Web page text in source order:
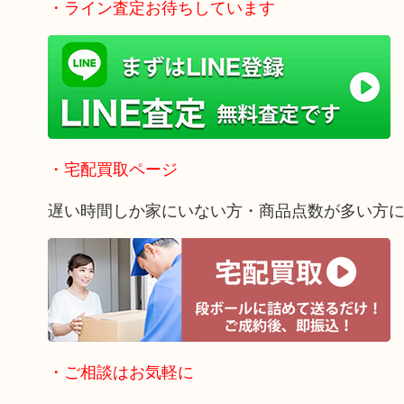
・ライン査定お待ちしています
・宅配買取ページ
遅い時間しか家にいない方・商品点数が多い方
・ご相談はお気軽に